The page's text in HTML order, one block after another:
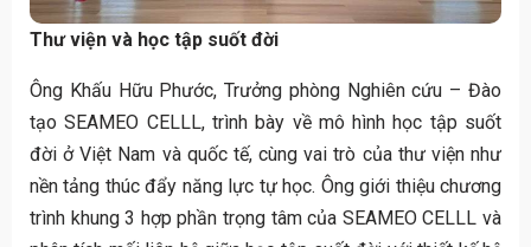
Thư viện và học tập suốt đời
Ông Khấu Hữu Phước, Trưởng phòng Nghiên cứu – Đào
tạo SEAMEO CELLL, trình bày về mô hình học tập suốt
đời ở Việt Nam và quốc tế, cùng vai trò của thư viện như
nền tảng thúc đẩy năng lực tự học. Ông giới thiệu chương
trình khung 3 hợp phần trọng tâm của SEAMEO CELLL và